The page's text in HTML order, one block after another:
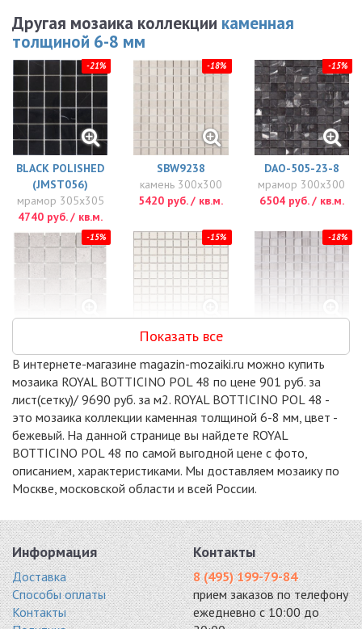
Другая мозаика коллекции каменная
толщиной 6-8 мм
-21%
BLACK POLISHED
(JMST056)
мрамор 305x305
4740 руб. / кв.м.
-18%
SBW9238
камень 300x300
5420 руб. / кв.м.
-15%
DAO-505-23-8
мрамор 300x300
6504 руб. / кв.м.
-15%
мрамор 300x300
6574 руб. / кв.м.
-15%
DAO-539-23-8
мрамор 300x300
6643 руб. / кв.м.
-18%
мрамор 300x300
6193 руб. / кв.м.
SBW11238P
6193 руб. / кв.м.
DUNES-15
6230 руб. / кв.м.
мрамор 300x300
6270 руб. / кв.м.
-15% -18%
Показать все
В интернете-магазине magazin-mozaiki.ru можно купить
мозаика ROYAL BOTTICINO POL 48 по цене 901 руб. за
лист(сетку)/ 9690 руб. за м2. ROYAL BOTTICINO POL 48 -
это мозаика коллекции каменная толщиной 6-8 мм, цвет -
бежевый. На данной странице вы найдете ROYAL
BOTTICINO POL 48 по самой выгодной цене с фото,
описанием, характеристиками. Мы доставляем мозаику по
Москве, московской области и всей России.
Информация
Доставка
Способы оплаты
Контакты
Контакты
8 (495) 199-79-84
прием заказов по телефону
ежедневно с 10:00 до